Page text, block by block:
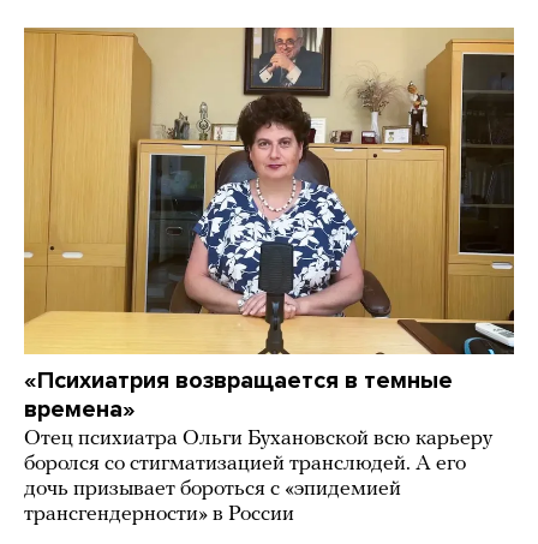
«Психиатрия возвращается в темные
времена»
Отец психиатра Ольги Бухановской всю карьеру
боролся со стигматизацией транслюдей. А его
дочь призывает бороться с «эпидемией
трансгендерности» в России